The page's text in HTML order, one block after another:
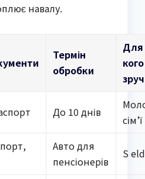
навалу.
Термін
обробки
Для
кого
До 10 днів
сім’ї
Авто для
пенсіонерів
S